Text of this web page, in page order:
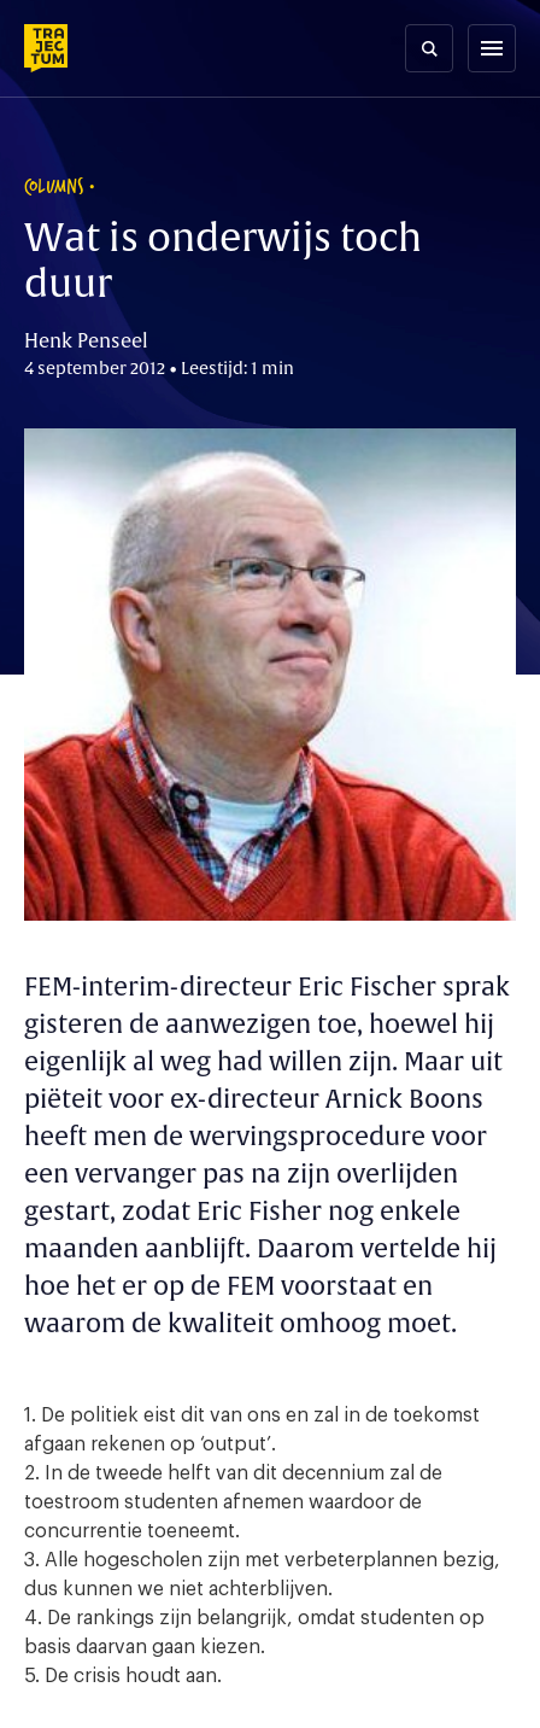
content
menu
COLUMNS
Wat is onderwijs toch
duur
Henk Penseel
4 september 2012 • Leestijd: 1 min
FEM-interim-directeur Eric Fischer sprak
gisteren de aanwezigen toe, hoewel hij
eigenlijk al weg had willen zijn. Maar uit
piëteit voor ex-directeur Arnick Boons
heeft men de wervingsprocedure voor
een vervanger pas na zijn overlijden
gestart, zodat Eric Fisher nog enkele
maanden aanblijft. Daarom vertelde hij
hoe het er op de FEM voorstaat en
waarom de kwaliteit omhoog moet.
1. De politiek eist dit van ons en zal in de toekomst
afgaan rekenen op ‘output’.
2. In de tweede helft van dit decennium zal de
toestroom studenten afnemen waardoor de
concurrentie toeneemt.
3. Alle hogescholen zijn met verbeterplannen bezig,
dus kunnen we niet achterblijven.
4. De rankings zijn belangrijk, omdat studenten op
basis daarvan gaan kiezen.
5. De crisis houdt aan.